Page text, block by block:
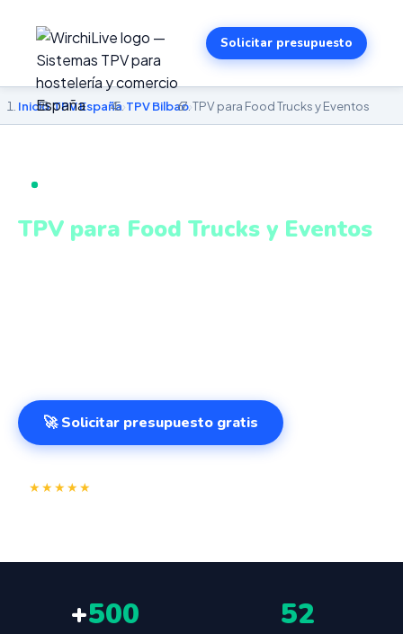
Solicitar presupuesto
Inicio›TPV España›TPV Bilbao›TPV para Food Trucks y Eventos
TPV para Food Trucks y Eventos
🚀 Solicitar presupuesto gratis
★★★★★
+500 52